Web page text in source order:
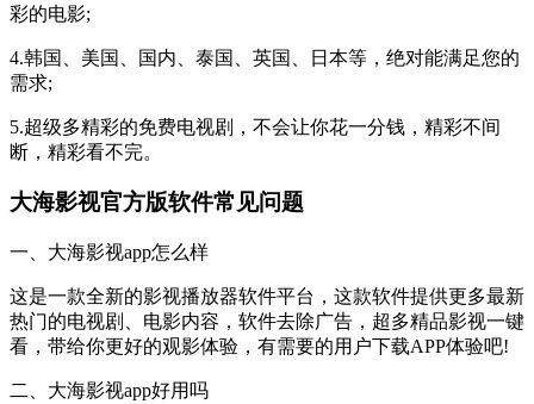
彩的电影;
4.韩国、美国、国内、泰国、英国、日本等，绝对能满足您的
需求;
5.超级多精彩的免费电视剧，不会让你花一分钱，精彩不间
断，精彩看不完。
大海影视官方版软件常见问题
一、大海影视app怎么样
这是一款全新的影视播放器软件平台，这款软件提供更多最新
热门的电视剧、电影内容，软件去除广告，超多精品影视一键
看，带给你更好的观影体验，有需要的用户下载APP体验吧!
二、大海影视app好用吗